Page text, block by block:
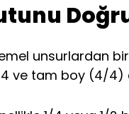
unsurlardan
4 ve tam boy (4/4)